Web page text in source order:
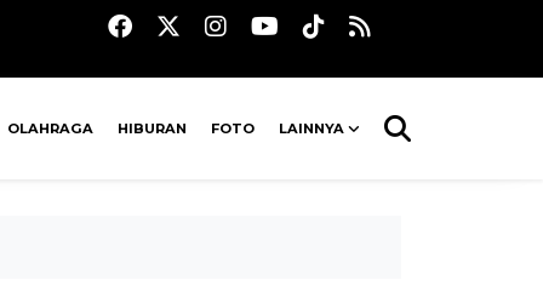
OLAHRAGA HIBURAN FOTO LAINNYA